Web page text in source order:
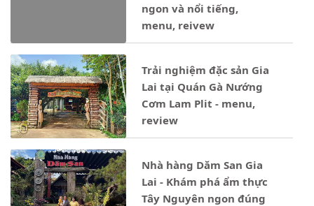
ngon và nổi tiếng,
menu, reivew
Trải nghiệm đặc sản Gia
Lai tại Quán Gà Nướng
Cơm Lam Plit - menu,
review
Nhà hàng Dăm San Gia
Lai - Khám phá ẩm thực
Tây Nguyên ngon đúng